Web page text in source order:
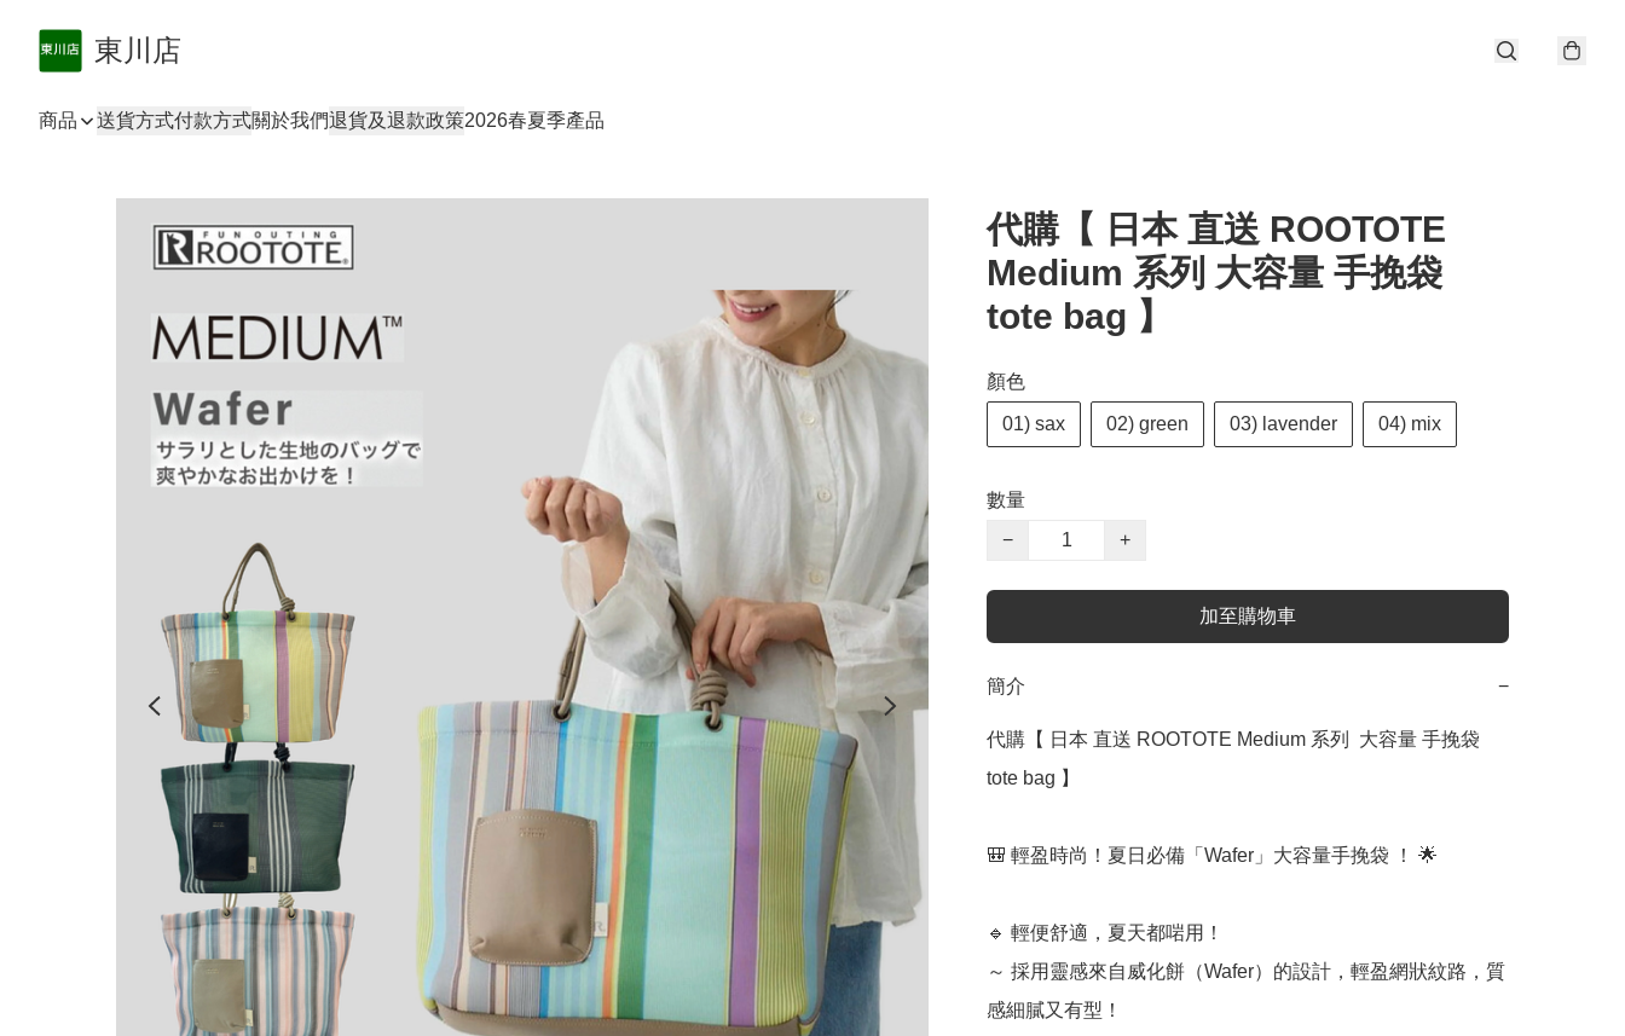
東川店
商品 送貨方式付款方式關於我們退貨及退款政策2026春夏季產品
代購【 日本 直送 ROOTOTE
Medium 系列 大容量 手挽袋
tote bag 】
顏色
01) sax 02) green 03) lavender 04) mix
數量
−
+
加至購物車
簡介 −
代購【 日本 直送 ROOTOTE Medium 系列  大容量 手挽袋
tote bag 】﻿﻿
🎒 輕盈時尚！夏日必備「Wafer」大容量手挽袋 ！ 🌟
🔹 輕便舒適，夏天都啱用！
～ 採用靈感來自威化餅（Wafer）的設計，輕盈網狀紋路，質
感細膩又有型！